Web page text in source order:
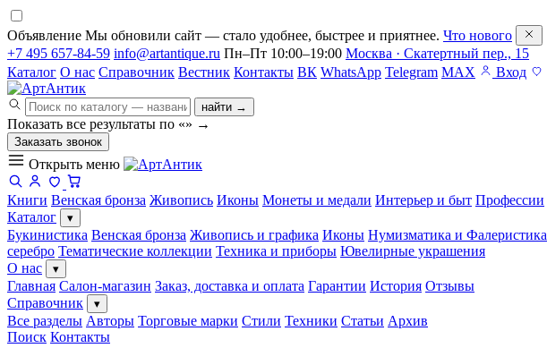
Объявление Мы обновили сайт — стало удобнее, быстрее и приятнее. Что нового
+7 495 657-84-59 info@artantique.ru Пн–Пт 10:00–19:00 Москва · Скатертный пер., 15
Каталог О нас Справочник Вестник Контакты ВК WhatsApp Telegram MAX Вход
найти →
Показать все результаты по «» →
Заказать звонок
Открыть меню
Книги Венская бронза Живопись Иконы Монеты и медали Интерьер и быт Профессии
Каталог
▾
Букинистика Венская бронза Живопись и графика Иконы Нумизматика и Фалеристика
серебро Тематические коллекции Техника и приборы Ювелирные украшения
О нас
▾
Главная Салон-магазин Заказ, доставка и оплата Гарантии История Отзывы
Справочник
▾
Все разделы Авторы Торговые марки Стили Техники Статьи Архив
Поиск Контакты